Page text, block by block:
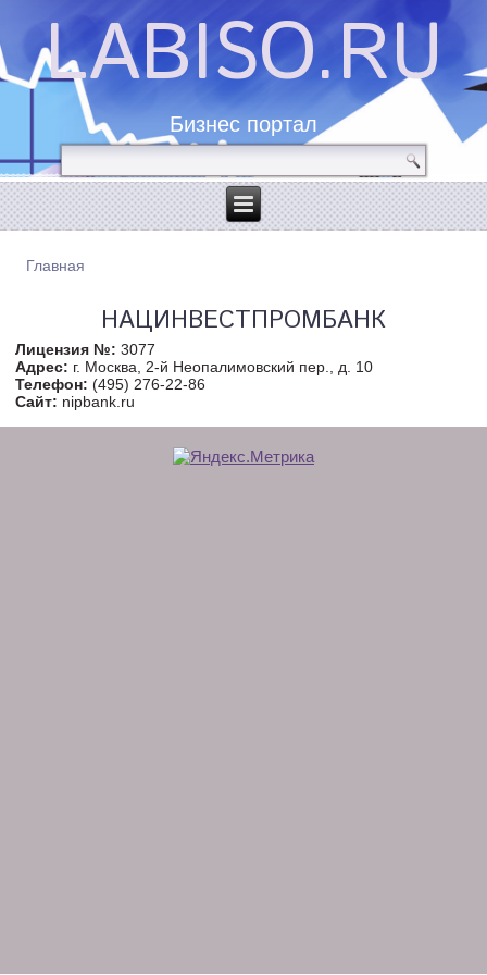
LABISO.RU
Бизнес портал
ВЫ ЗДЕСЬ
Главная
НАЦИНВЕСТПРОМБАНК
Лицензия №:3077
Адрес: г. Москва, 2-й Неопалимовский пер., д. 10
Телефон: (495) 276-22-86
Сайт: nipbank.ru